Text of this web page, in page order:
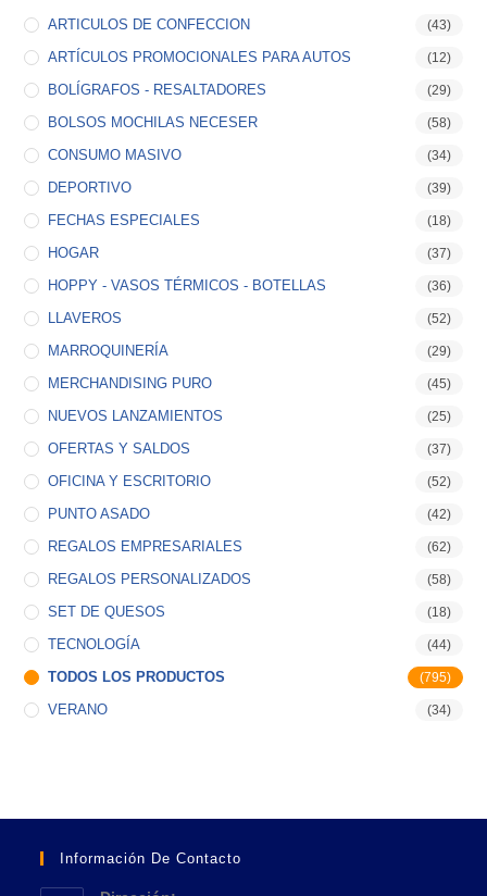
ARTICULOS DE CONFECCION (43)
ARTÍCULOS PROMOCIONALES PARA AUTOS (12)
BOLÍGRAFOS - RESALTADORES (29)
BOLSOS MOCHILAS NECESER (58)
CONSUMO MASIVO (34)
DEPORTIVO (39)
FECHAS ESPECIALES (18)
HOGAR (37)
HOPPY - VASOS TÉRMICOS - BOTELLAS (36)
LLAVEROS (52)
MARROQUINERÍA (29)
MERCHANDISING PURO (45)
NUEVOS LANZAMIENTOS (25)
OFERTAS Y SALDOS (37)
OFICINA Y ESCRITORIO (52)
PUNTO ASADO (42)
REGALOS EMPRESARIALES (62)
REGALOS PERSONALIZADOS (58)
SET DE QUESOS (18)
TECNOLOGÍA (44)
TODOS LOS PRODUCTOS (795)
VERANO (34)
Información De Contacto